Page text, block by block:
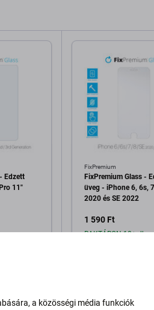
Edzett
11"
FixPremium
FixPremium Glass -
üveg - iPhone 6, 6s,
2020 és SE 2022
1 590 Ft
RAKTÁRON 10+ db
a közösségi média funkciók